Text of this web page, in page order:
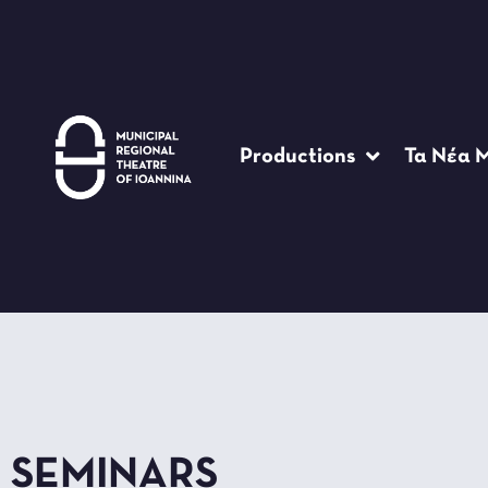
Productions Τα Νέα
SEMINARS